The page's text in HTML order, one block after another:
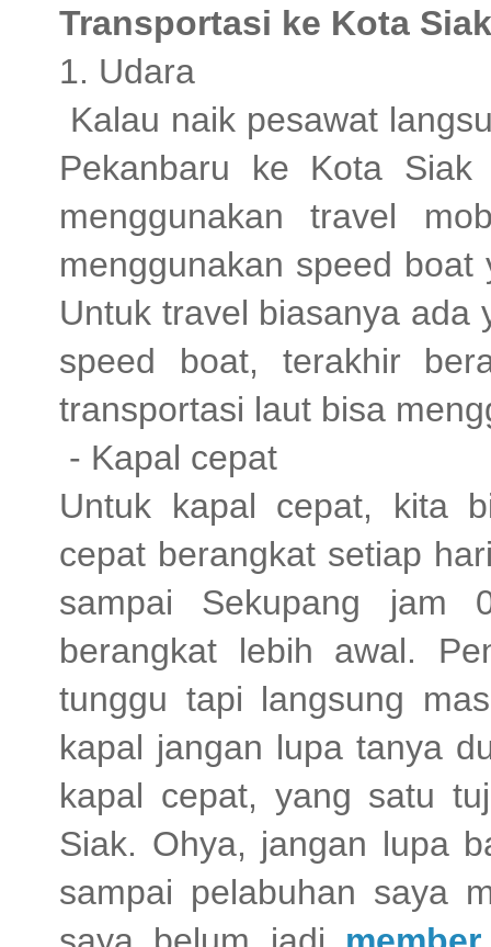
Transportasi ke Kota
1. Udara
Kalau naik pesawat
Pekanbaru ke Kota
menggunakan travel
menggunakan speed
Untuk travel biasanya ada
speed boat, terakhir
transportasi laut bisa
- Kapal cepat
Untuk kapal cepat, kita
cepat berangkat setiap
sampai Sekupang jam
berangkat lebih awal.
tunggu tapi langsung
kapal jangan lupa tanya
kapal cepat, yang satu
Siak. Ohya, jangan lupa
sampai pelabuhan saya